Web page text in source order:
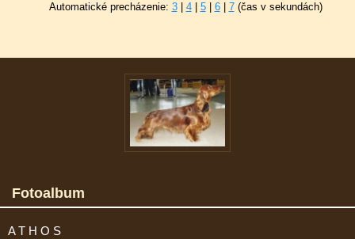
Automatické precházenie: 3| 4| 5| 6| 7(čas v sekundách)
Fotoalbum
A T H O S